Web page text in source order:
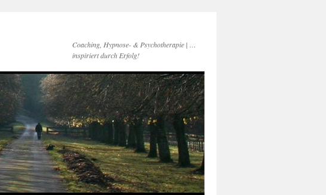
Coaching, Hypnose- & Psychotherapie | …
inspiriert durch Erfolg!